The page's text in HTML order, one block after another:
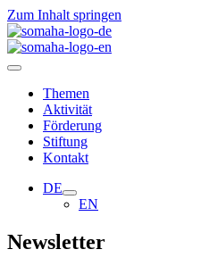
Zum Inhalt springen
Themen
Aktivität
Förderung
Stiftung
Kontakt
DE
EN
Newsletter